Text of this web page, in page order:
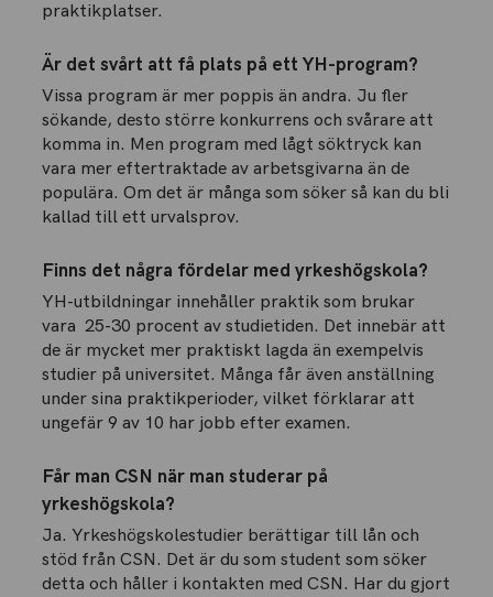
praktikplatser.
Är det svårt att få plats på ett YH-program?
Vissa program är mer poppis än andra. Ju fler
sökande, desto större konkurrens och svårare att
komma in. Men program med lågt söktryck kan
vara mer eftertraktade av arbetsgivarna än de
populära. Om det är många som söker så kan du bli
kallad till ett urvalsprov.
Finns det några fördelar med yrkeshögskola?
YH-utbildningar innehåller praktik som brukar
vara 25-30 procent av studietiden. Det innebär att
de är mycket mer praktiskt lagda än exempelvis
studier på universitet. Många får även anställning
under sina praktikperioder, vilket förklarar att
ungefär 9 av 10 har jobb efter examen.
Får man CSN när man studerar på
yrkeshögskola?
Ja. Yrkeshögskolestudier berättigar till lån och
stöd från CSN. Det är du som student som söker
detta och håller i kontakten med CSN. Har du gjort